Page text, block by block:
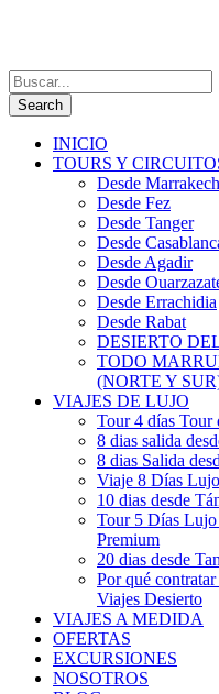
INICIO
TOURS Y
Desde Marrakech
Desde Fez
Desde Tanger
Desde
Desde Agadir
Desde
Desde Errachidia
Desde Rabat
DESIERTO
TODO
(NORTE Y
VIAJES DE LUJO
Tour 4 días Tour
8 dias salida
8 dias Salida
Viaje 8 Días
10 dias desde
Tour 5 Días Lujo
Premium
20 dias desde
Por qué
Viajes Desierto
VIAJES A MEDIDA
OFERTAS
EXCURSIONES
NOSOTROS